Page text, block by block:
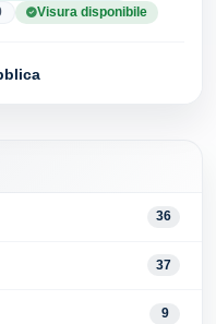
36
37
9
Visura disponibile